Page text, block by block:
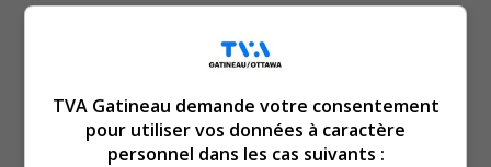
TVA Gatineau demande votre consentement
pour utiliser vos données à caractère
personnel dans les cas suivants :